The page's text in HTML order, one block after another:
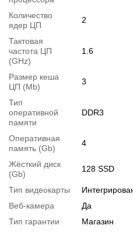
Отзывы о
Достоинства: Все в ноуті
Перейти в начало обьявления >>
Написать на Email
Количество
ядер ЦП
2
Тактовая
частота ЦП
(GHz)
1.6
Размер кеша
ЦП (Mb)
3
Тип
оперативной
памяти
DDR3
Оперативная
память (Gb)
4
Жёсткий диск
(Gb)
128 SSD
Тип видеокарты
Веб-камера
Да
Тип гарантии
Магазин